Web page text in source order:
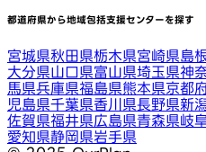
都道府県から地域包括支援センターを探す
宮城県秋田県栃木県宮崎県島
大分県山口県富山県埼玉県神
馬県兵庫県福島県熊本県京都
児島県千葉県香川県長野県新
佐賀県福井県広島県青森県岐
愛知県静岡県岩手県